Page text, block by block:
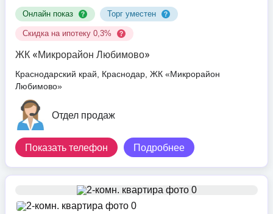
Онлайн показ Торг уместен
Скидка на ипотеку 0,3%
ЖК «Микрорайон Любимово»
Краснодарский край, Краснодар, ЖК «Микрорайон
Любимово»
Отдел продаж
Показать телефон Подробнее